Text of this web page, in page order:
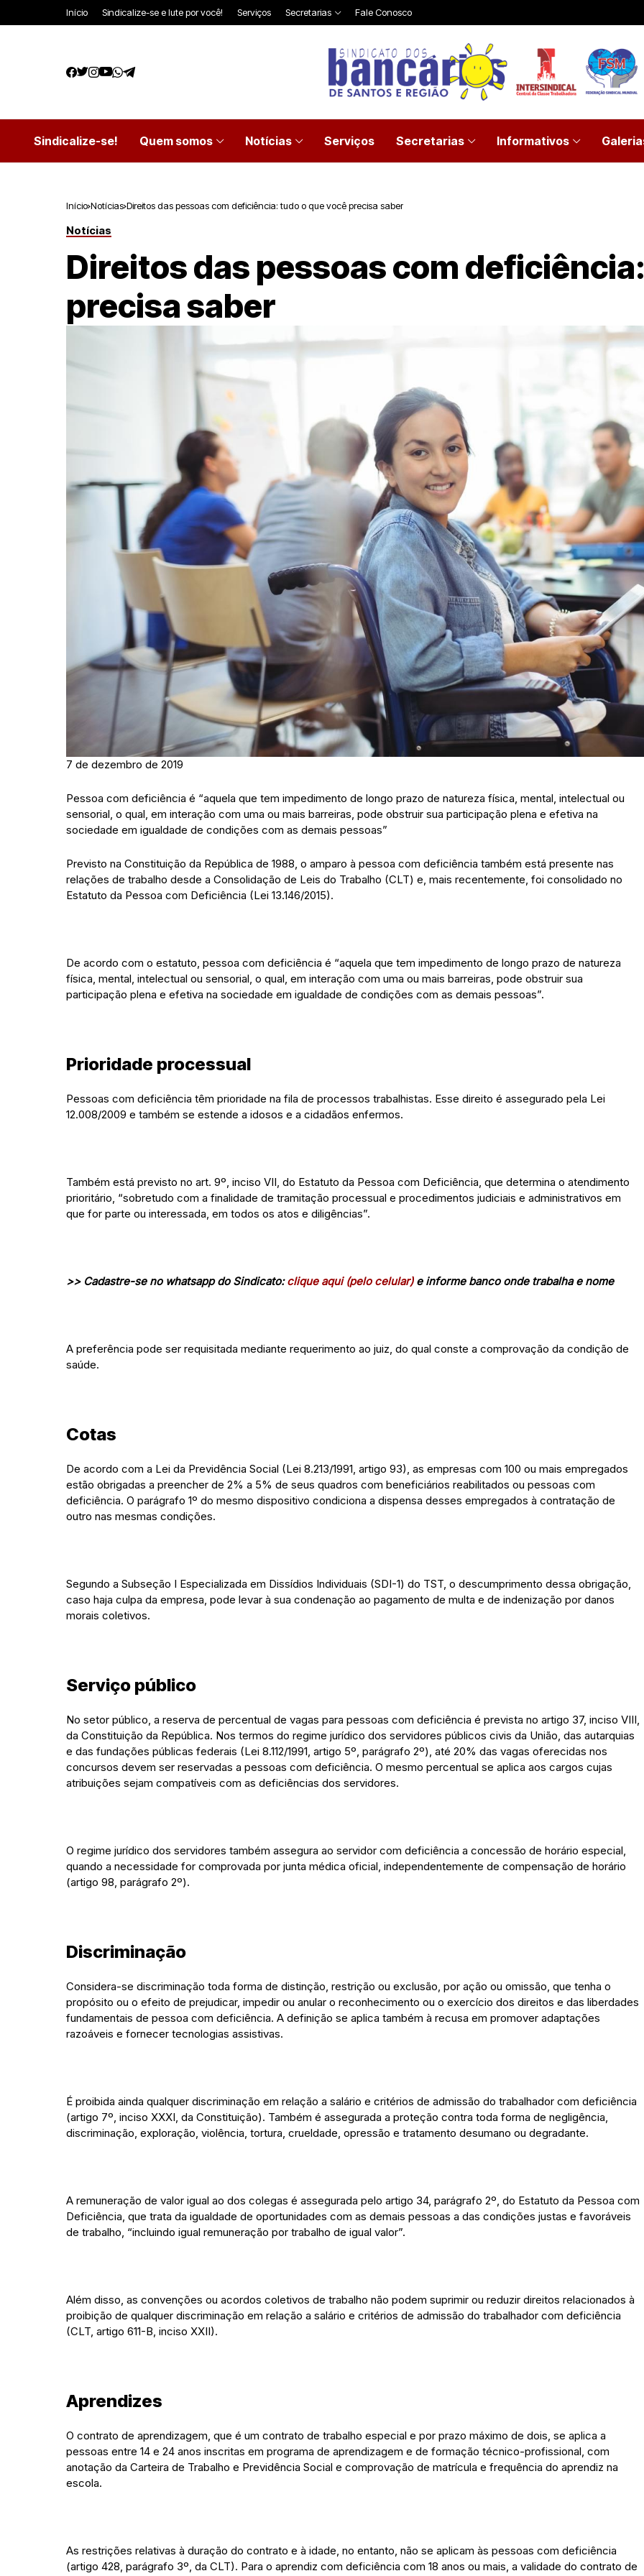
Início Sindicalize-se e lute por você! Serviços Secretarias Fale Conosco
Sindicalize-se! Quem somos Notícias Serviços Secretarias Informativos
Início Notícias Direitos das pessoas com deficiência: tudo o que você precisa saber
Notícias
Direitos das pessoas com
precisa saber
7 de dezembro de 2019
Pessoa com deficiência é “aquela que tem impedimento de longo prazo de natureza física, mental, intelectual ou
sensorial, o qual, em interação com uma ou mais barreiras, pode obstruir sua participação plena e efetiva na
sociedade em igualdade de condições com as demais pessoas”
Previsto na Constituição da República de 1988, o amparo à pessoa com deficiência também está presente nas
relações de trabalho desde a Consolidação de Leis do Trabalho (CLT) e, mais recentemente, foi consolidado no
Estatuto da Pessoa com Deficiência (Lei 13.146/2015).
De acordo com o estatuto, pessoa com deficiência é “aquela que tem impedimento de longo prazo de natureza
física, mental, intelectual ou sensorial, o qual, em interação com uma ou mais barreiras, pode obstruir sua
participação plena e efetiva na sociedade em igualdade de condições com as demais pessoas”.
Prioridade processual
Pessoas com deficiência têm prioridade na fila de processos trabalhistas. Esse direito é assegurado pela Lei
12.008/2009 e também se estende a idosos e a cidadãos enfermos.
Também está previsto no art. 9º, inciso VII, do Estatuto da Pessoa com Deficiência, que determina o atendimento
prioritário, “sobretudo com a finalidade de tramitação processual e procedimentos judiciais e administrativos em
que for parte ou interessada, em todos os atos e diligências”.
>> Cadastre-se no whatsapp do Sindicato:clique aqui (pelo celular)e informe banco onde trabalha e nome
A preferência pode ser requisitada mediante requerimento ao juiz, do qual conste a comprovação da condição de
saúde.
Cotas
De acordo com a Lei da Previdência Social (Lei 8.213/1991, artigo 93), as empresas com 100 ou mais empregados
estão obrigadas a preencher de 2% a 5% de seus quadros com beneficiários reabilitados ou pessoas com
deficiência. O parágrafo 1º do mesmo dispositivo condiciona a dispensa desses empregados à contratação de
outro nas mesmas condições.
Segundo a Subseção I Especializada em Dissídios Individuais (SDI-1) do TST, o descumprimento dessa obrigação,
caso haja culpa da empresa, pode levar à sua condenação ao pagamento de multa e de indenização por danos
morais coletivos.
Serviço público
No setor público, a reserva de percentual de vagas para pessoas com deficiência é prevista no artigo 37, inciso VIII,
da Constituição da República. Nos termos do regime jurídico dos servidores públicos civis da União, das autarquias
e das fundações públicas federais (Lei 8.112/1991, artigo 5º, parágrafo 2º), até 20% das vagas oferecidas nos
concursos devem ser reservadas a pessoas com deficiência. O mesmo percentual se aplica aos cargos cujas
atribuições sejam compatíveis com as deficiências dos servidores.
O regime jurídico dos servidores também assegura ao servidor com deficiência a concessão de horário especial,
quando a necessidade for comprovada por junta médica oficial, independentemente de compensação de horário
(artigo 98, parágrafo 2º).
Discriminação
Considera-se discriminação toda forma de distinção, restrição ou exclusão, por ação ou omissão, que tenha o
propósito ou o efeito de prejudicar, impedir ou anular o reconhecimento ou o exercício dos direitos e das liberdades
fundamentais de pessoa com deficiência. A definição se aplica também à recusa em promover adaptações
razoáveis e fornecer tecnologias assistivas.
É proibida ainda qualquer discriminação em relação a salário e critérios de admissão do trabalhador com deficiência
(artigo 7º, inciso XXXI, da Constituição). Também é assegurada a proteção contra toda forma de negligência,
discriminação, exploração, violência, tortura, crueldade, opressão e tratamento desumano ou degradante.
A remuneração de valor igual ao dos colegas é assegurada pelo artigo 34, parágrafo 2º, do Estatuto da Pessoa com
Deficiência, que trata da igualdade de oportunidades com as demais pessoas a das condições justas e favoráveis
de trabalho, “incluindo igual remuneração por trabalho de igual valor”.
Além disso, as convenções ou acordos coletivos de trabalho não podem suprimir ou reduzir direitos relacionados à
proibição de qualquer discriminação em relação a salário e critérios de admissão do trabalhador com deficiência
(CLT, artigo 611-B, inciso XXII).
Aprendizes
O contrato de aprendizagem, que é um contrato de trabalho especial e por prazo máximo de dois, se aplica a
pessoas entre 14 e 24 anos inscritas em programa de aprendizagem e de formação técnico-profissional, com
anotação da Carteira de Trabalho e Previdência Social e comprovação de matrícula e frequência do aprendiz na
escola.
As restrições relativas à duração do contrato e à idade, no entanto, não se aplicam às pessoas com deficiência
(artigo 428, parágrafo 3º, da CLT). Para o aprendiz com deficiência com 18 anos ou mais, a validade do contrato de